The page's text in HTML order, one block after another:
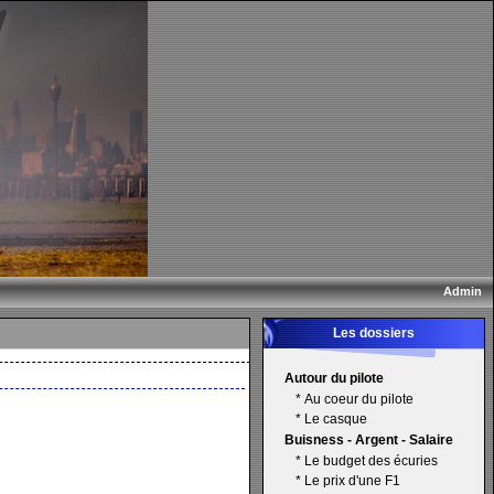
Admin
Les dossiers
Autour du pilote
* Au coeur du pilote
* Le casque
Buisness - Argent - Salaire
* Le budget des écuries
* Le prix d'une F1